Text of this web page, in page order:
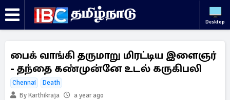
Desktop
பைக் வாங்கி தருமாறு மிரட்டிய இளைஞர்
- தந்தை கண்முன்னே உடல் கருகிபலி
Chennai
Death
By Karthikraja
a year ago